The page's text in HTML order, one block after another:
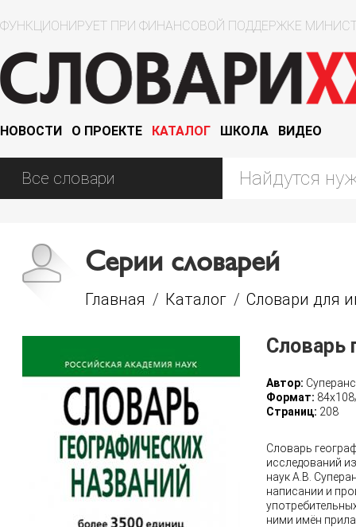
ФУНКЦИОНИРУЕТ ПРИ ФИНАНСОВОЙ ПОДДЕРЖКЕ
НОВОСТИ О ПРОЕКТЕ КАТАЛОГ ШКОЛА ВИДЕО
Серии словарей
Главная / Каталог / Словари для
Словарь
Автор:
Формат:
Страниц: 208
Словарь
исследований
наук А.В.
написании и
ними имён